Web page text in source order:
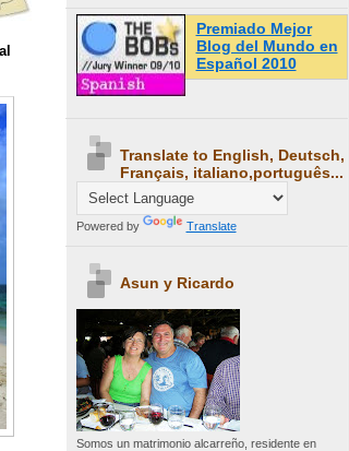
Premiado Mejor
Blog del Mundo en
Español 2010
Translate to English, Deutsch,
Français, italiano,português...
Powered by Translate
Asun y Ricardo
Somos un matrimonio alcarreño, residente en